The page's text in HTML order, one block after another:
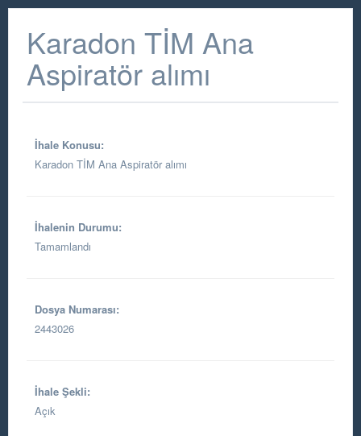
Karadon TİM Ana
Aspiratör alımı
İhale Konusu:
Karadon TİM Ana Aspiratör alımı
İhalenin Durumu:
Tamamlandı
Dosya Numarası:
2443026
İhale Şekli:
Açık